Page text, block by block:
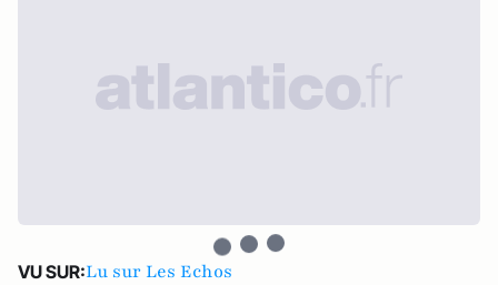
VU SUR:Lu sur Les Echos